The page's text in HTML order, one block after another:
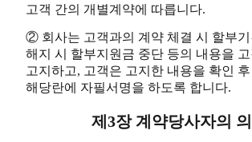
고객 간의 개별계약에 따릅니다.
② 회사는 고객과의 계약 체결 시 할부
해지 시 할부지원금 중단 등의 내용을 고
고지하고, 고객은 고지한 내용을 확인
해당란에 자필서명을 하도록 합니다.
제3장 계약당사자의